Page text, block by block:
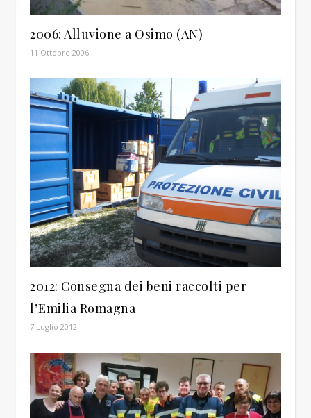
2006: Alluvione a Osimo (AN)
11 Ottobre 2006
2012: Consegna dei beni raccolti per
l’Emilia Romagna
7 Luglio 2012